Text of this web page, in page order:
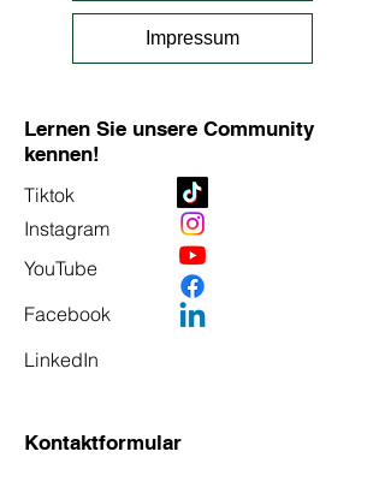
Impressum
Lernen Sie unsere Community
kennen!
Tiktok
Instagram
YouTube
Facebook
LinkedIn
Kontaktformular